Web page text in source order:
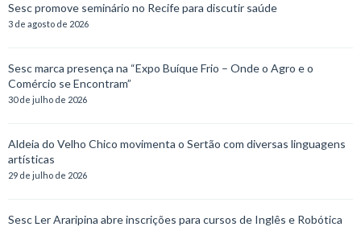
Sesc promove seminário no Recife para discutir saúde
3 de agosto de 2026
Sesc marca presença na “Expo Buíque Frio – Onde o Agro e o
Comércio se Encontram”
30 de julho de 2026
Aldeia do Velho Chico movimenta o Sertão com diversas linguagens
artísticas
29 de julho de 2026
Sesc Ler Araripina abre inscrições para cursos de Inglês e Robótica